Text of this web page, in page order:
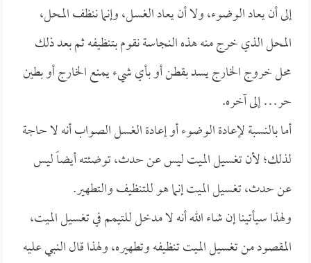
إلى أن يعاد الوضوء، ولا أن يعاد الغسل، وإنما ننظف المحل،
المحل الذي خرج منه هذه النجاسة نقوم بتنظيفه ثم بعد ذلك
محل خروج الخارج يسد بقطن أو بأي شيء يمنع الخارج أو بطين
حر… إلى آخره.
أما بالنسبة لإعادة الوضوء أو إعادة الغسل الصواب أنه لا حاجة
لذلك؛ لأن تغسيل الميت ليس عن حدث، توضئته أيضاً ليس
عن حدث، تغسيل الميت إنما هو للتنظيف والتطهير.
ولهذا سيأتينا إن شاء الله أنه لا مدخل للتيمم في تغسيل الميت،
المقصود من تغسيل الميت تنظيفه وتطهيره، ولهذا قال النبي عليه